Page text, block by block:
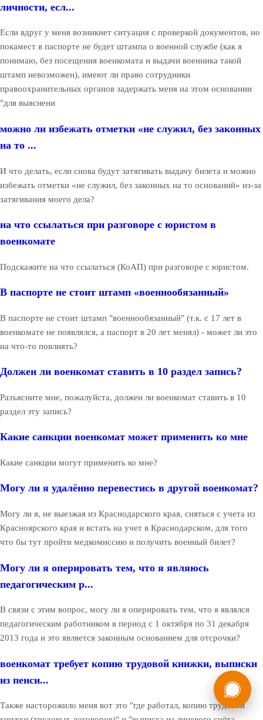
личности, есл...
Если вдруг у меня возникнет ситуация с проверкой документов, но
покамест в паспорте не будет штампа о военной службе (как я
понимаю, без посещения военкомата и выдачи военника такой
штамп невозможен), имеют ли право сотрудники
правоохранительных органов задержать меня на этом основании
"для выяснени
можно ли избежать отметки «не служил, без законных
на то ...
И что делать, если снова будут затягивать выдачу билета и можно
избежать отметки «не служил, без законных на то оснований» из-за
затягивания моего дела?
на что ссылаться при разговоре с юристом в
военкомате
Подскажите на что ссылаться (КоАП) при разговоре с юристом.
В паспорте не стоит штамп «военнообязанный»
В паспорте не стоит штамп "военнообязанный" (т.к. с 17 лет в
военкомате не появлялся, а паспорт в 20 лет менял) - может ли это
на что-то повлиять?
Должен ли военкомат ставить в 10 раздел запись?
Разъясните мне, пожалуйста, должен ли военкомат ставить в 10
раздел эту запись?
Какие санкции военкомат может применить ко мне
Какие санкции могут применить ко мне?
Могу ли я удалённо перевестись в другой военкомат?
Могу ли я, не выезжая из Краснодарского края, сняться с учета из
Красноярского края и встать на учет в Краснодарском, для того
что бы тут пройти медкомиссию и получить военный билет?
Могу ли я оперировать тем, что я являюсь
педагогическим р...
В связи с этим вопрос, могу ли я оперировать тем, что я являлся
педагогическим работником в период с 1 октября по 31 декабря
2013 года и это является законным основанием для отсрочки?
военкомат требует копию трудовой книжки, выписки
из пенси...
Также насторожило меня вот это "где работал, копию трудовой
Мы в
консультация
8 (800) 775-35-89